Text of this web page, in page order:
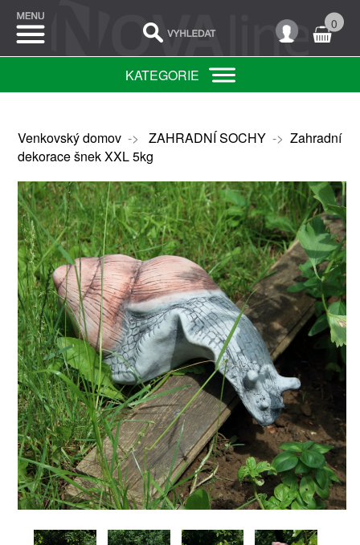
0
KATEGORIE
Venkovský domov-> ZAHRADNÍ SOCHY-> Zahradní
dekorace šnek XXL 5kg